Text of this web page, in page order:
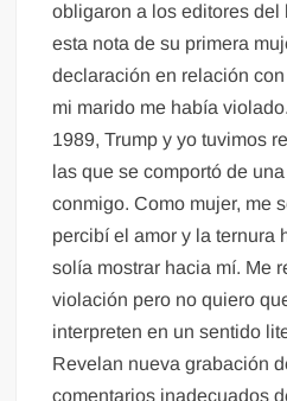
obligaron a los editores
esta nota de su primera
declaración en relación
mi marido me había
1989, Trump y yo tuvimos
las que se comportó de
conmigo. Como mujer, me
percibí el amor y la ternura
solía mostrar hacia mí. Me
violación pero no quiero
interpreten en un sentido
Revelan nueva grabación
comentarios inadecuados